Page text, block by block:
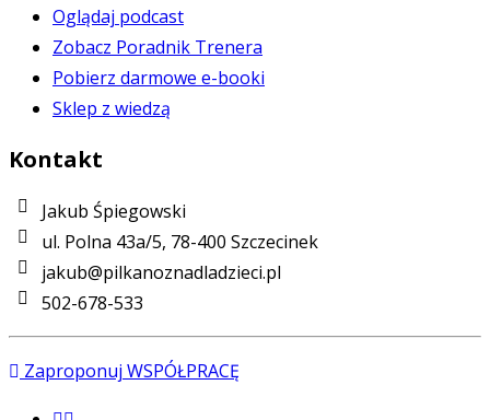
Oglądaj podcast
Zobacz Poradnik Trenera
Pobierz darmowe e-booki
Sklep z wiedzą
Kontakt
Jakub Śpiegowski
ul. Polna 43a/5, 78-400 Szczecinek
jakub@pilkanoznadladzieci.pl
502-678-533
Zaproponuj WSPÓŁPRACĘ